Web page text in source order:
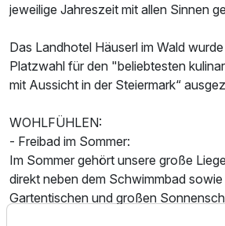
jeweilige Jahreszeit mit allen Sinnen
Das Landhotel Häuserl im Wald
Platzwahl für den "beliebtesten
mit Aussicht in der Steiermark“
WOHLFÜHLEN:
- Freibad im Sommer:
Im Sommer gehört unsere große
direkt neben dem Schwimmbad
Gartentischen und großen